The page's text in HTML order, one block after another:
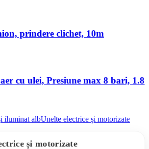
prindere clichet, 10m
cu ulei, Presiune max 8 bari, 1.8
Unelte electrice și motorizate
și motorizate